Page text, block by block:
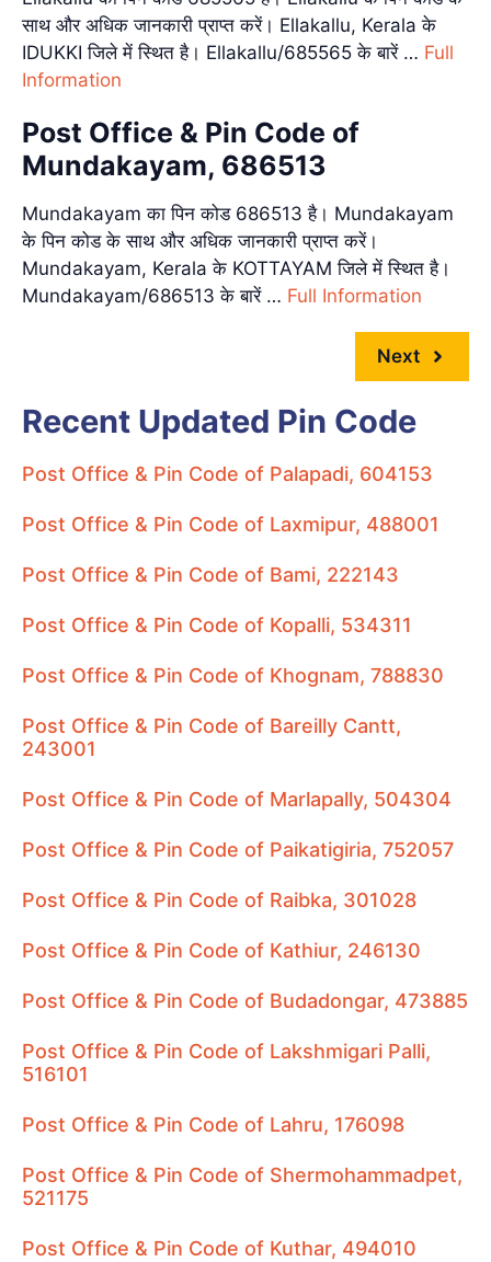
साथ और अधिक जानकारी प्राप्त करें। Ellakallu, Kerala के
IDUKKI जिले में स्थित है। Ellakallu/685565 के बारें … Full
Information
Post Office & Pin Code of
Mundakayam, 686513
Mundakayam का पिन कोड 686513 है। Mundakayam
के पिन कोड के साथ और अधिक जानकारी प्राप्त करें।
Mundakayam, Kerala के KOTTAYAM जिले में स्थित है।
Mundakayam/686513 के बारें … Full Information
Next
Recent Updated Pin Code
Post Office & Pin Code of Palapadi, 604153
Post Office & Pin Code of Laxmipur, 488001
Post Office & Pin Code of Bami, 222143
Post Office & Pin Code of Kopalli, 534311
Post Office & Pin Code of Khognam, 788830
Post Office & Pin Code of Bareilly Cantt,
243001
Post Office & Pin Code of Marlapally, 504304
Post Office & Pin Code of Paikatigiria, 752057
Post Office & Pin Code of Raibka, 301028
Post Office & Pin Code of Kathiur, 246130
Post Office & Pin Code of Budadongar, 473885
Post Office & Pin Code of Lakshmigari Palli,
516101
Post Office & Pin Code of Lahru, 176098
Post Office & Pin Code of Shermohammadpet,
521175
Post Office & Pin Code of Kuthar, 494010